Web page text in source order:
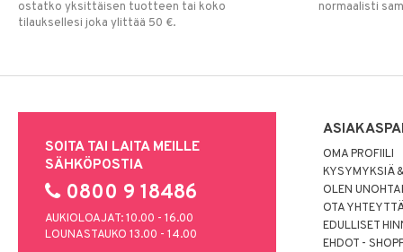
ostatko yksittäisen tuotteen tai koko
tilauksellesi joka ylittää 50 €.
normaalisti
SOITA TAI LAITA MEILLE
SÄHKÖPOSTIA
0800 9 18486
AUKIOLOAJAT: 10.00 - 16.00
LOUNASTAUKO 13.00 - 14.00
OMA PROFIILI
KYSYMYKSIÄ
OLEN
OTA
EDULLISET
EHDOT -